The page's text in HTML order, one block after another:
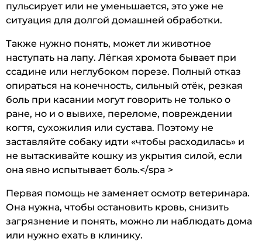
пульсирует или не уменьшается, это уже не
ситуация для долгой домашней обработки.
Также нужно понять, может ли животное
наступать на лапу. Лёгкая хромота бывает при
ссадине или неглубоком порезе. Полный отказ
опираться на конечность, сильный отёк, резкая
боль при касании могут говорить не только о
ране, но и о вывихе, переломе, повреждении
когтя, сухожилия или сустава. Поэтому не
заставляйте собаку идти «чтобы расходилась» и
не вытаскивайте кошку из укрытия силой, если
она явно испытывает боль.</spa >
Первая помощь не заменяет осмотр ветеринара.
Она нужна, чтобы остановить кровь, снизить
загрязнение и понять, можно ли наблюдать дома
или нужно ехать в клинику.